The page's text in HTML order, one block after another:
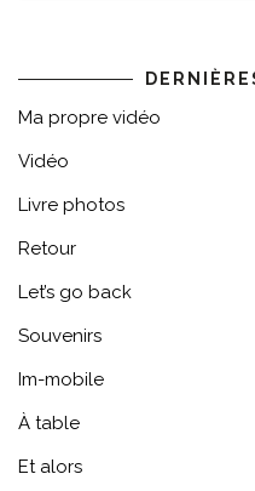
Ma propre vidéo
Vidéo
Livre photos
Retour
Let’s go back
Souvenirs
Im-mobile
À table
Et alors